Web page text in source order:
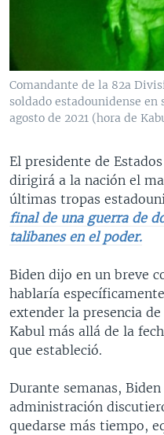
ENTRETENIMIENTO Y
TECNOLOGÍA
DEPORTES
CIENCIA Y SALUD
FOTOGRAFÍA
AUDIOS
EL MUNDO AL DÍA
FORO INTERAMERICANO
LAS CLAVES
PANORAMA
RADIO
AVANCE INFORMATIVO
AUDIONOTICIAS
BUENOS DÍAS AMÉRICA
ESTADOS UNIDOS AL DÍA
EL MUNDO AL DÍA [RADIO]
FORO [RADIO]
DEPORTIVO
NOTA ECONÓMICA
ENTRETENIMIENTO
DIRECT
DOCUMENTALES DE LA VOA
Learning English
SÍGANOS
Idiomas
Comandante de la 82a
soldado estadounidense en
agosto de 2021 (hora de
El presidente de
dirigirá a la nación el
últimas tropas
final de una guerra de
talibanes en el poder.
Biden dijo en un breve
hablaría
extender la presencia
Kabul más allá de la
que estableció.
Durante semanas,
administración
quedarse más tiempo,